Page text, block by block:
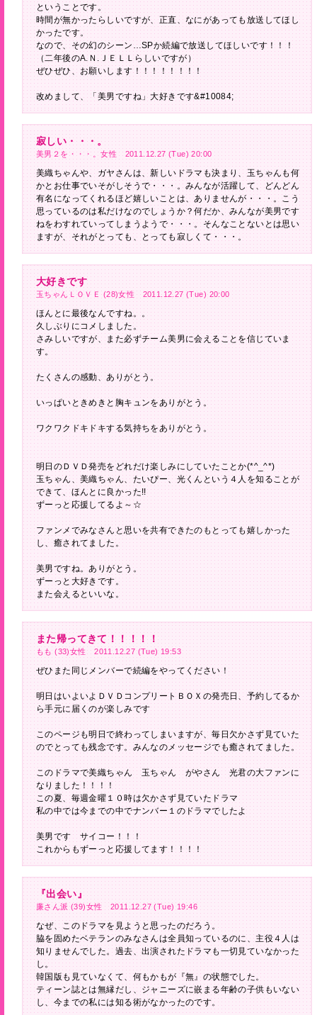
ということです。
時間が無かったらしいですが、正直、なにがあっても放送してほし
かったです。
なので、その幻のシーン…SPか続編で放送してほしいです！！！
（二年後のA.Ｎ.ＪＥＬＬらしいですが）
ぜひぜひ、お願いします！！！！！！！！
改めまして、「美男ですね」大好きです&#10084;
寂しい・・・。
美男２を・・・。女性 2011.12.27 (Tue) 20:00
美織ちゃんや、ガヤさんは、新しいドラマも決まり、玉ちゃんも何
かとお仕事でいそがしそうで・・・。みんなが活躍して、どんどん
有名になってくれるほど嬉しいことは、ありませんが・・・。こう
思っているのは私だけなのでしょうか？何だか、みんなが美男です
ねをわすれていってしまうようで・・・。そんなことないとは思い
ますが、それがとっても、とっても寂しくて・・・。
大好きです
玉ちゃんＬＯＶＥ (28)女性 2011.12.27 (Tue) 20:00
ほんとに最後なんですね。。
久しぶりにコメしました。
さみしいですが、また必ずチーム美男に会えることを信じていま
す。
たくさんの感動、ありがとう。
いっぱいときめきと胸キュンをありがとう。
ワクワクドキドキする気持ちをありがとう。
明日のＤＶＤ発売をどれだけ楽しみにしていたことか(*^_^*)
玉ちゃん、美織ちゃん、たいぴー、光くんという４人を知ることが
できて、ほんとに良かった!!
ずーっと応援してるよ～☆
ファンメでみなさんと思いを共有できたのもとっても嬉しかった
し、癒されてました。
美男ですね。ありがとう。
ずーっと大好きです。
また会えるといいな。
また帰ってきて！！！！！
もも (33)女性 2011.12.27 (Tue) 19:53
ぜひまた同じメンバーで続編をやってください！
明日はいよいよＤＶＤコンプリートＢＯＸの発売日、予約してるか
ら手元に届くのが楽しみです
このページも明日で終わってしまいますが、毎日欠かさず見ていた
のでとっても残念です。みんなのメッセージでも癒されてました。
このドラマで美織ちゃん 玉ちゃん がやさん 光君の大ファンに
なりました！！！！
この夏、毎週金曜１０時は欠かさず見ていたドラマ
私の中では今までの中でナンバー１のドラマでしたよ
美男です サイコー！！！
これからもずーっと応援してます！！！！
『出会い』
廉さん派 (39)女性 2011.12.27 (Tue) 19:46
なぜ、このドラマを見ようと思ったのだろう。
脇を固めたベテランのみなさんは全員知っているのに、主役４人は
知りませんでした。過去、出演されたドラマも一切見ていなかった
し。
韓国版も見ていなくて、何もかもが『無』の状態でした。
ティーン誌とは無縁だし、ジャニーズに嵌まる年齢の子供もいない
し、今までの私には知る術がなかったのです。